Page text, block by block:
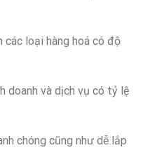
các loại hàng hoá có độ
doanh và dịch vụ có tỷ lệ
chóng cũng như dễ lắp